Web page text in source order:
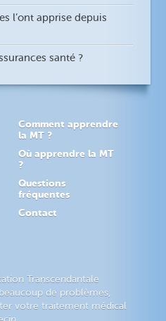
l’ont apprise depuis
santé ?
Comment apprendre
la MT ?
Où apprendre la MT
?
Questions
fréquentes
Contact
Transcendantale
de problèmes,
votre traitement médical